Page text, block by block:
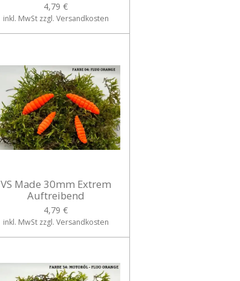
4,79 €
inkl. MwSt zzgl. Versandkosten
VS Made 30mm Extrem
Auftreibend
4,79 €
inkl. MwSt zzgl. Versandkosten